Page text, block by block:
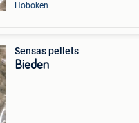
Hoboken
Sensas pellets
Bieden